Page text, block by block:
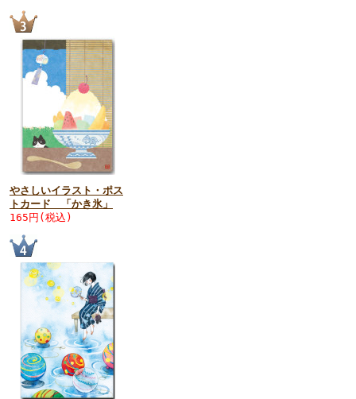
やさしいイラスト・ポス
トカード 「かき氷」
165円(税込)